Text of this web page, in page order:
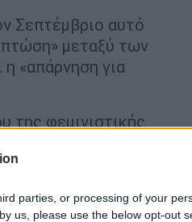
parties, or processing of your
us, please use the below opt-out
Σεπτέμβριο αυτό
μεταξύ των
«απάρνηση για
φεμινιστικής
25 ετών, οι
σε σχέση με
η ίδια στο
είναι ήδη δωρεάν